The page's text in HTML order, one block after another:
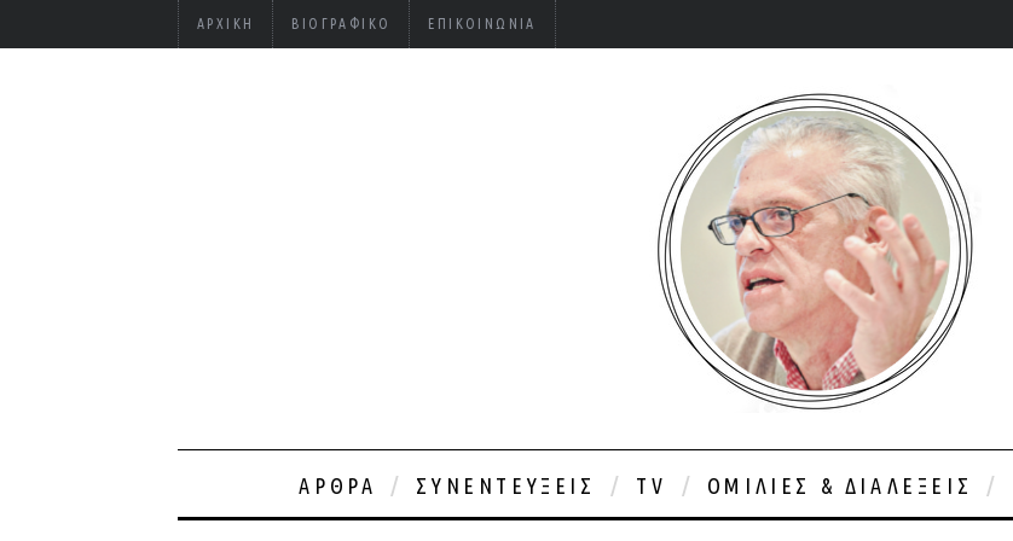
ΑΡΧΙΚΉ ΒΙΟΓΡΑΦΙΚΌ ΕΠΙΚΟΙΝΩΝΊΑ
ΆΡΘΡΑ ΣΥΝΕΝΤΕΎΞΕΙΣ TV ΟΜΙΛΊΕΣ & ΔΙΑΛΈΞΕΙΣ